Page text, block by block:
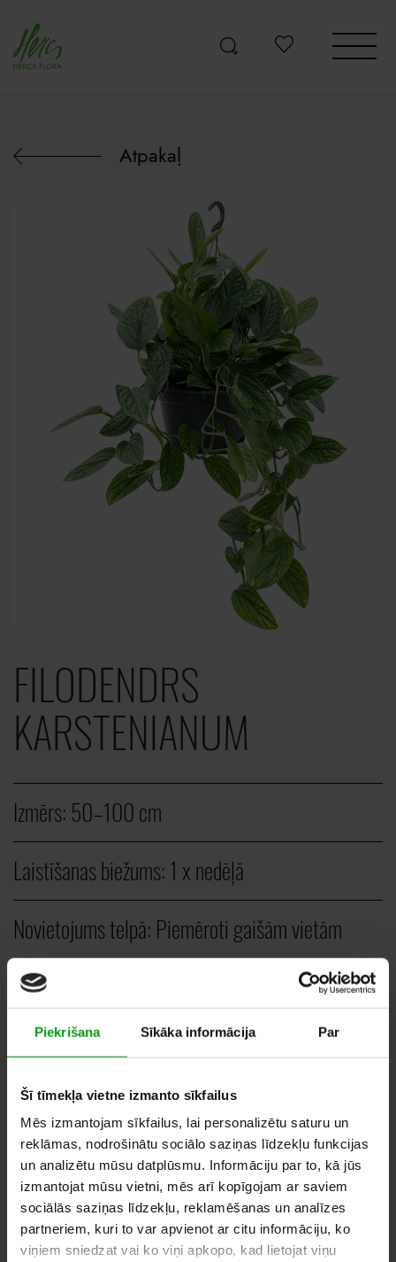
Piekrišana Sīkāka informācija Par
Šī tīmekļa vietne izmanto sīkfailus
Mēs izmantojam sīkfailus, lai personalizētu saturu un
reklāmas, nodrošinātu sociālo saziņas līdzekļu funkcijas
un analizētu mūsu datplūsmu. Informāciju par to, kā jūs
izmantojat mūsu vietni, mēs arī kopīgojam ar saviem
sociālās saziņas līdzekļu, reklamēšanas un analīzes
partneriem, kuri to var apvienot ar citu informāciju, ko
viņiem sniedzat vai ko viņi apkopo, kad lietojat viņu
Atpakaļ
FILODENDRS
KARSTENIANUM
Izmērs: 50–100 cm
Laistīšanas biežums:1 x nedēļā
Novietojums telpā: Piemēroti gaišām vietām
Veids:
GAB.
12,00–20,00EUR
PIEVIENOT VĒLMJU GROZAM